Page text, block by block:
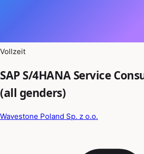
Vollzeit
SAP S/4HANA Service
(all genders)
Wavestone Poland Sp. z o.o.